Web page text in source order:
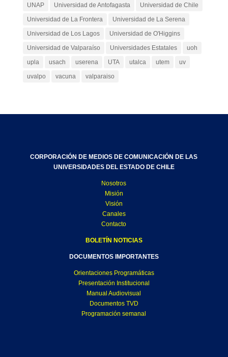
UNAP
Universidad de Antofagasta
Universidad de Chile
Universidad de La Frontera
Universidad de La Serena
Universidad de Los Lagos
Universidad de O'Higgins
Universidad de Valparaíso
Universidades Estatales
uoh
upla
usach userena UTA utalca utem
uv
uvalpo
vacuna valparaiso
CORPORACIÓN DE MEDIOS DE COMUNICACIÓN DE LAS
UNIVERSIDADES DEL ESTADO DE CHILE
Nosotros
Misión
Visión
Canales
Contacto
BOLETÍN NOTICIAS
DOCUMENTOS IMPORTANTES
Orientaciones Programáticas
Presentación Institucional
Manual Audiovisual
Documentos TVD
Programación semanal